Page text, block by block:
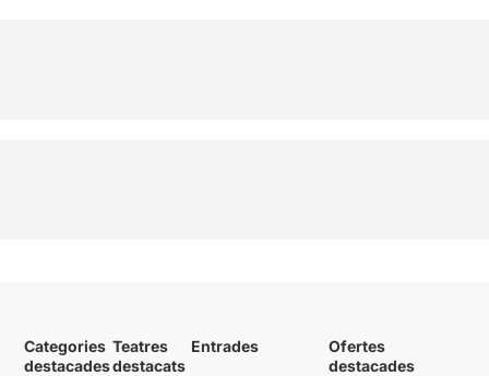
Categories
destacades
Teatres
destacats
Entrades
Ofertes
destacades